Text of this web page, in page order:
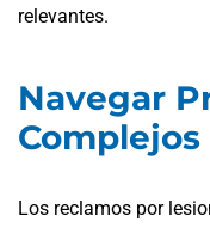
relevantes.
Navegar
Complejos
Los reclamos por